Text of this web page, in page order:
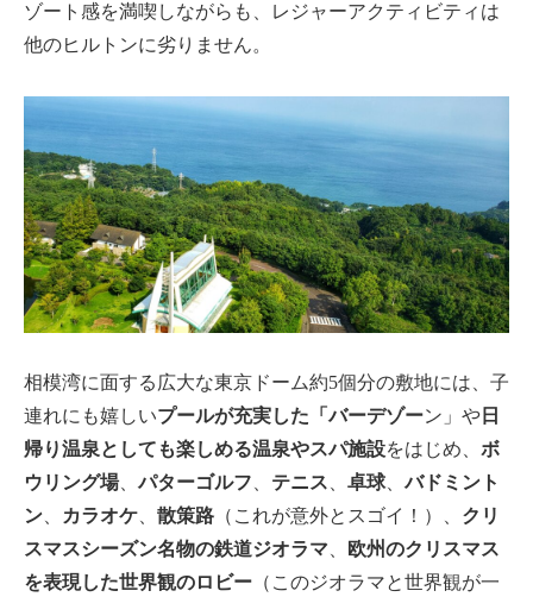
ゾート感を満喫しながらも、レジャーアクティビティは
他のヒルトンに劣りません。
相模湾に面する広大な東京ドーム約5個分の敷地には、子
連れにも嬉しいプールが充実した「バーデゾーン」や 日
帰り温泉としても楽しめる温泉やスパ施設をはじめ、 ボ
ウリング場、パターゴルフ、 テニス、 卓球、バドミント
ン、 カラオケ、 散策路 （これが意外とスゴイ！）、 クリ
スマスシーズン名物の鉄道ジオラマ、
欧州のクリスマス
を表現した世界観のロビー （このジオラマと世界観が一